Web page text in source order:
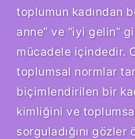
toplumun kadından
anne” ve “iyi gelin”
mücadele içindedir.
toplumsal normlar
biçimlendirilen bir
kimliğini ve
sorguladığını gözler